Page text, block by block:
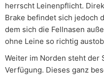
herrscht Leinenpflicht.
Brake befindet sich jedoch
dem sich die Fellnasen
ohne Leine so richtig
Weiter im Norden steht der
Verfügung. Dieses ganz